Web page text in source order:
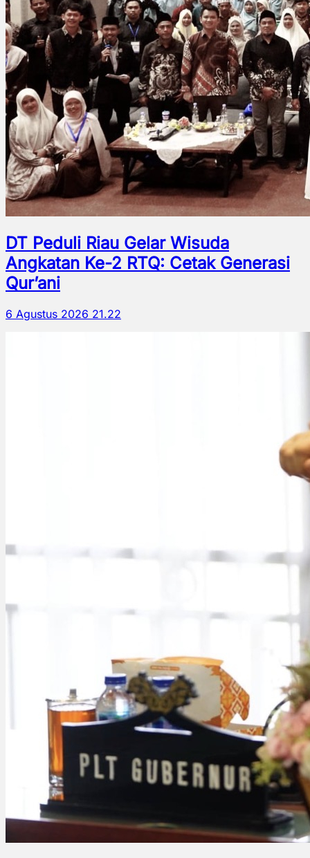
DT Peduli Riau Gelar Wisuda
Angkatan Ke-2 RTQ: Cetak Generasi
Qur’ani
6 Agustus 2026 21.22